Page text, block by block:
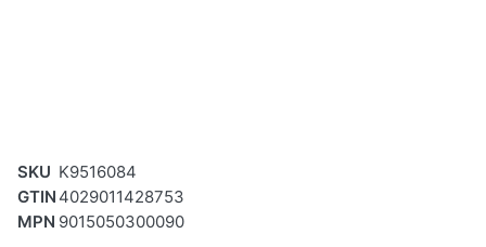
SKU K9516084
GTIN 4029011428753
MPN 9015050300090